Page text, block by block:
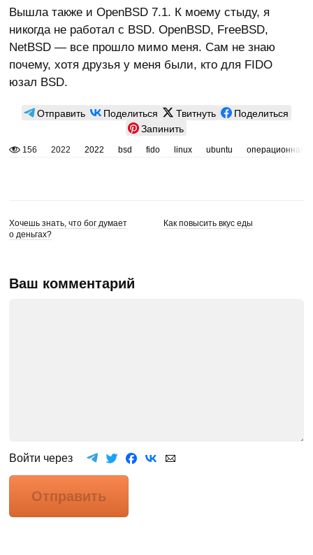
Вышла также и OpenBSD 7.1. К моему стыду, я
никогда не работал с BSD. OpenBSD, FreeBSD,
NetBSD — все прошло мимо меня. Сам не знаю
почему, хотя друзья у меня были, кто для FIDO
юзал BSD.
Отправить Поделиться Твитнуть
Поделиться
Запинить
156 2022 2022 bsd fido linux ubuntu операционная
Хочешь знать, что бог думает
о деньгах?
Как повысить вкус еды
Ваш комментарий
Войти через
Отправить